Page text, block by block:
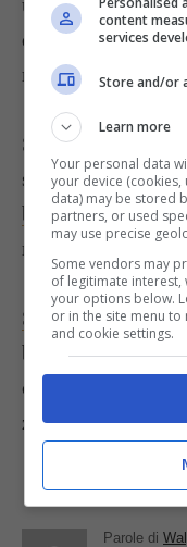
dovesse risultare
minuti nel
Stendete
sfoglia dello
biscotti con uno
recuperate i
Spennellate con
biscotti e cuocete
caldo; quindi
zucchero a velo.
Parole di
content
services
Store and/or
Learn more
Your personal data
your device
data) may be stored
partners, or used
may use precise
Some vendors may
of legitimate interest,
your options below.
or in the site menu
and cookie settings.